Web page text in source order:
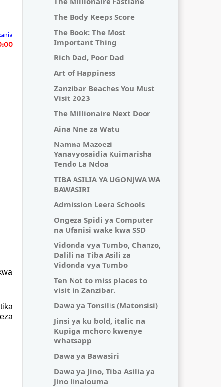
The Body Keeps Score
The Book: The Most
Important Thing
Rich Dad, Poor Dad
Art of Happiness
Zanzibar Beaches You Must
Visit 2023
The Millionaire Next Door
Aina Nne za Watu
Namna Mazoezi
Yanavyosaidia Kuimarisha
Tendo La Ndoa
TIBA ASILIA YA UGONJWA WA
BAWASIRI
Admission Leera Schools
Ongeza Spidi ya Computer
na Ufanisi wake kwa SSD
Vidonda vya Tumbo, Chanzo,
Dalili na Tiba Asili za
Vidonda vya Tumbo
Ten Not to miss places to
visit in Zanzibar.
Dawa ya Tonsilis (Matonsisi)
Jinsi ya ku bold, italic na
Kupiga mchoro kwenye
Whatsapp
Dawa ya Bawasiri
Dawa ya Jino, Tiba Asilia ya
Jino linalouma